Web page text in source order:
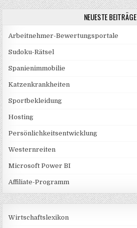
NEUESTE BEITRÄGE
Arbeitnehmer-Bewertungsportale
Sudoku-Rätsel
Spanienimmobilie
Katzenkrankheiten
Sportbekleidung
Hosting
Persönlichkeitsentwicklung
Westernreiten
Microsoft Power BI
Affiliate-Programm
Wirtschaftslexikon